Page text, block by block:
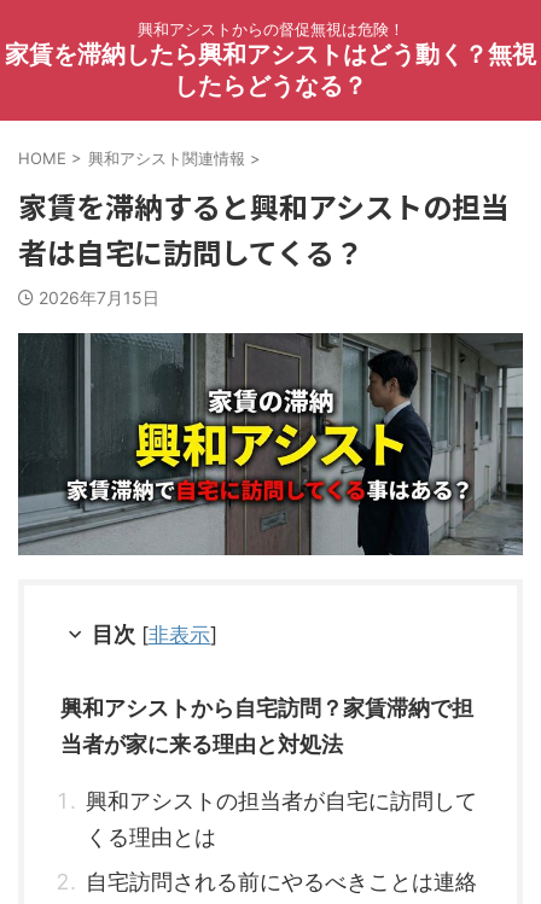
興和アシストからの督促無視は危険！
家賃を滞納したら興和アシストはどう動く？無視
したらどうなる？
HOME > 興和アシスト関連情報 >
家賃を滞納すると興和アシストの担当
者は自宅に訪問してくる？
2026年7月15日
目次 [非表示]
興和アシストから自宅訪問？家賃滞納で担
当者が家に来る理由と対処法
興和アシストの担当者が自宅に訪問して
くる理由とは
自宅訪問される前にやるべきことは連絡